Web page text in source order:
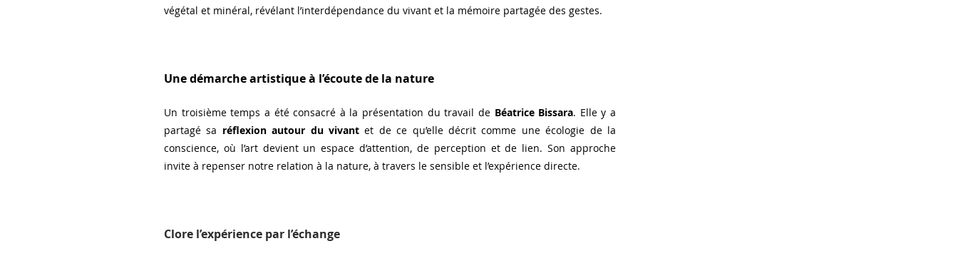
végétal et minéral, révélant l’interdépendance du vivant et la mémoire partagée des gestes.
Une démarche artistique à l’écoute de la nature
Un troisième temps a été consacré à la présentation du travail de Béatrice Bissara. Elle y a
partagé sa réflexion autour du vivant et de ce qu’elle décrit comme une écologie de la
conscience, où l’art devient un espace d’attention, de perception et de lien. Son approche
invite à repenser notre relation à la nature, à travers le sensible et l’expérience directe.
Clore l’expérience par l’échange